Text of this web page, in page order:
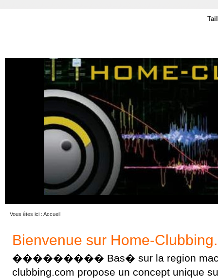
Vous êtes ici : Accueil
Bienvenue sur Home-
��������� Bas� sur la region
clubbing.com propose un concept unique